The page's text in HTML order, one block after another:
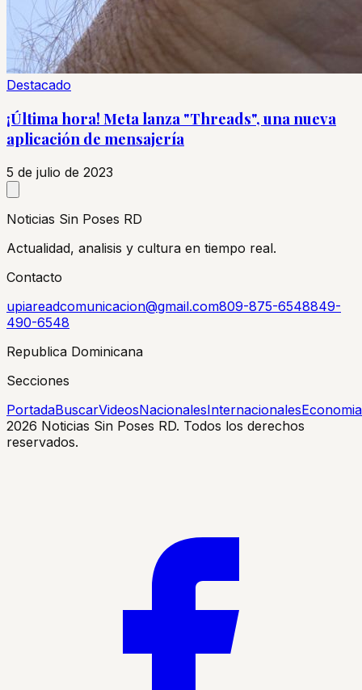
Destacado
¡Última hora! Meta lanza "Threads", una nueva
aplicación de mensajería
5 de julio de 2023
Noticias Sin Poses RD
Actualidad, analisis y cultura en tiempo real.
Contacto
upiareadcomunicacion@gmail.com809-875-6548849-
490-6548
Republica Dominicana
Secciones
PortadaBuscarVideosNacionalesInternacionalesEconomia
2026 Noticias Sin Poses RD. Todos los derechos
reservados.